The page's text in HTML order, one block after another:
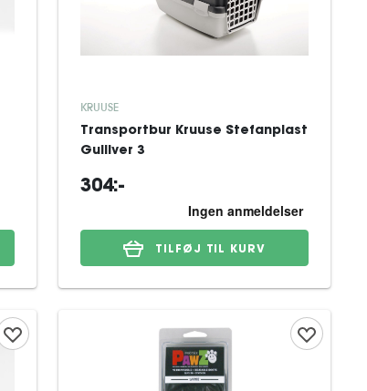
KRUUSE
Transportbur Kruuse Stefanplast
Gulliver 3
304:-
TILFØJ TIL KURV